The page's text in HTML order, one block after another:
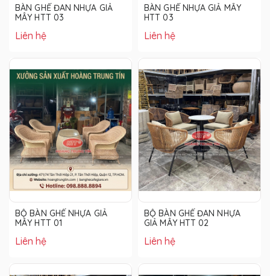
BÀN GHẾ ĐAN NHỰA GIẢ
MÂY HTT 03
Liên hệ
BÀN GHẾ NHỰA GIẢ MÂY
HTT 03
Liên hệ
BỘ BÀN GHẾ NHỰA GIẢ
MÂY HTT 01
Liên hệ
BỘ BÀN GHẾ ĐAN NHỰA
GIẢ MÂY HTT 02
Liên hệ